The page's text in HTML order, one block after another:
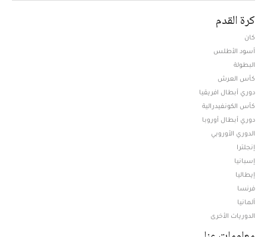
كرة القدم
كان
أسود الأطلس
البطولة
كأس العرش
دوري أبطال افريقيا
كأس الكونفيدرالية
دوري أبطال أوروبا
الدوري الأوروبي
إنجلترا
إسبانيا
إيطاليا
فرنسا
ألمانيا
الدوريات الأخرى